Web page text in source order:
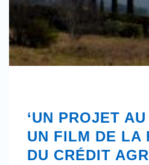
‘UN PROJET
UN FILM DE LA
DU CRÉDIT